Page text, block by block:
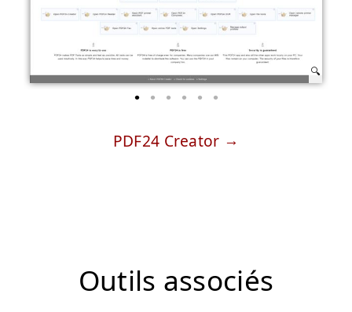
PDF24 Creator
Outils associés